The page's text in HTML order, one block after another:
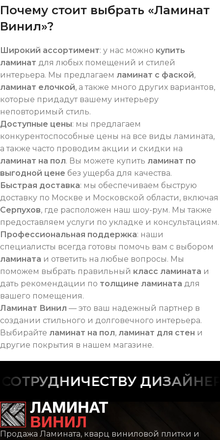
Почему стоит выбрать «Ламинат
Винил»?
Широкий ассортимент: у нас можно купить
ламинат для любых помещений и стилей
интерьера. Мы предлагаем ламинат с фаской,
ламинат елочкой, а также много других вариантов,
которые придадут вашему интерьеру
неповторимый стиль.
Доступные цены: мы предлагаем
конкурентоспособные цены на все виды ламината,
а также часто проводим акции и скидки на
ламинат на пол. Вы можете купить ламинат по
выгодной цене без ущерба для качества.
Быстрая доставка: мы обеспечиваем быструю
доставку по Москве и Московской области, включая
Серпухов, где расположен наш шоу-рум. Мы также
предоставляем услуги по укладке и консультациям.
Профессиональная поддержка: наши
специалисты всегда готовы помочь вам с выбором
ламината и ответить на любые вопросы. Мы
поможем выбрать правильный класс ламината и
дать рекомендации по толщине ламината для
вашего помещения.
Ламинат Винил — это ваш надежный партнер в
создании стильного и долговечного интерьера.
Выбирайте ламинат на пол, ламинат для стен и
другие покрытия в нашем магазине.
Продажа Ламината, кварц виниловой плитки и